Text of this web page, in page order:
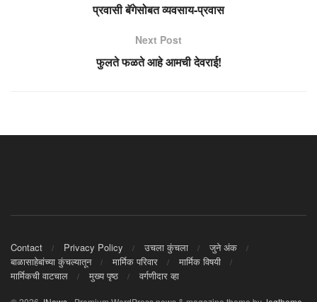
प्रवासी बॅगेसोबत व्यवसाय-प्रवास
Next Post
फुलते फळते आहे आमची देवराई!
Contact Privacy Policy उचला कुंचला
जुने अंक
बाळासाहेबांच्या कुंचल्यातून
मार्मिक परिवार
मार्मिक विषयी
मार्मिकची वाटचाल
मुख्य पृष्ठ वर्गणीदार व्हा